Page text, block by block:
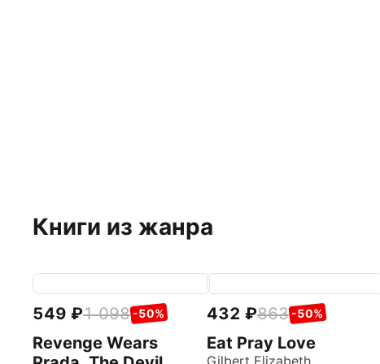
Книги из жанра
549 1 098 -50%
Revenge Wears
432 863 -50%
Eat Pray Love
Gilbert Elizabeth